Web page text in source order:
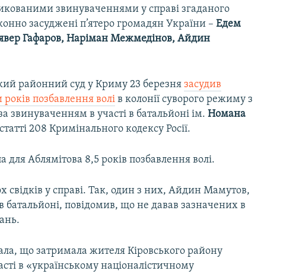
звинуваченнями у справі згаданого
засуджені п’ятеро громадян України –Едем
Гафаров, Наріман Межмедінов, Айдин
районний суд у Криму 23 березнязасудив
позбавлення волі в колонії суворого режиму з
звинуваченням в участі в батальйоні ім.Номана
208 Кримінального кодексу Росії.
Аблямітова 8,5 років позбавлення волі.
свідків у справі. Так, один з них, Айдин Мамутов,
батальйоні, повідомив, що не давав зазначених в
що затримала жителя Кіровського району
в «українському націоналістичному